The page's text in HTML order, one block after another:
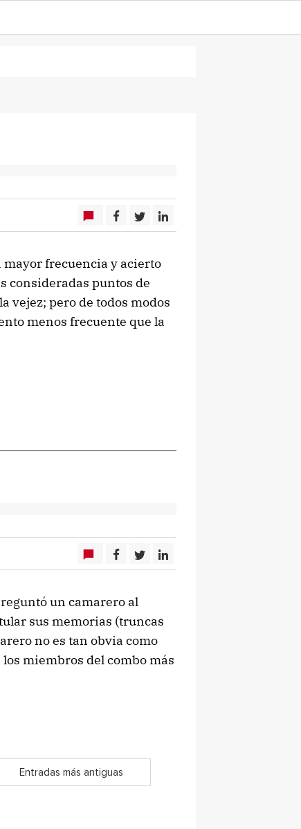
mayor frecuencia y acierto
consideradas puntos de
vejez; pero de todos modos
menos frecuente que la
un camarero al
sus memorias (truncas
no es tan obvia como
miembros del combo más
Entradas más antiguas